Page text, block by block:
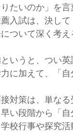
たいのか」を
入試は、決し
ついて深く考
いうと、つい
に加えて、「
対策は、単な
い段階から「
校行事や探究